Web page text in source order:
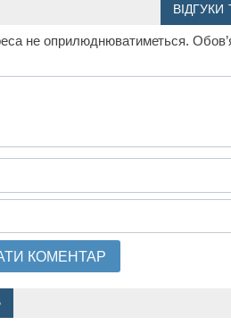
ВІДГУКИ
не оприлюднюватиметься.